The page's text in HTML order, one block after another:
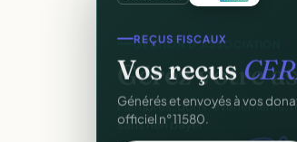
REÇUS FISCAUX
Vos reçus
Générés et envoyés à vos
officiel n°11580.